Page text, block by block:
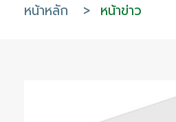
หน้าหลัก > หน้าข่าว